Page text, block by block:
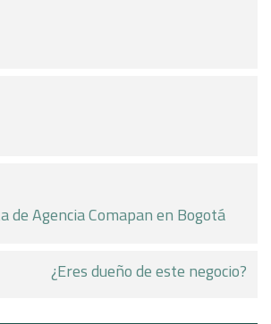
de Agencia Comapan en Bogotá
¿Eres dueño de este negocio?